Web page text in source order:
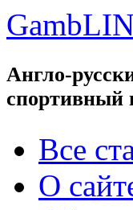
Англо-
спортивный
Все
О